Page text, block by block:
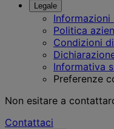
Legale
Informazioni
Politica
Condizioni
Informativa
Preferenze
Non esitare a
Contattaci